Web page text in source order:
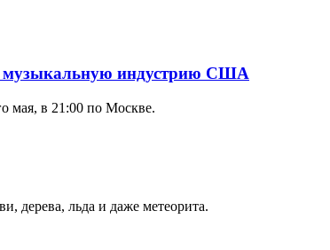
музыкальную индустрию США
мая, в 21:00 по Москве.
дерева, льда и даже метеорита.